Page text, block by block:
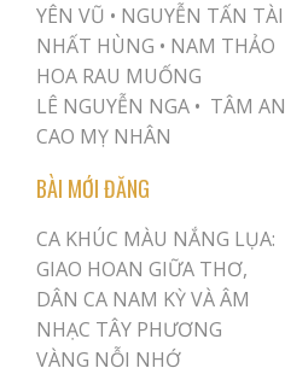
YÊN VŨ • NGUYỄN TẤN TÀI
NHẤT HÙNG • NAM THẢO
HOA RAU MUỐNG
LÊ NGUYỄN NGA • TÂM AN
CAO MỴ NHÂN
BÀI MỚI ĐĂNG
CA KHÚC MÀU NẮNG LỤA:
GIAO HOAN GIỮA THƠ,
DÂN CA NAM KỲ VÀ ÂM
NHẠC TÂY PHƯƠNG
VÀNG NỖI NHỚ